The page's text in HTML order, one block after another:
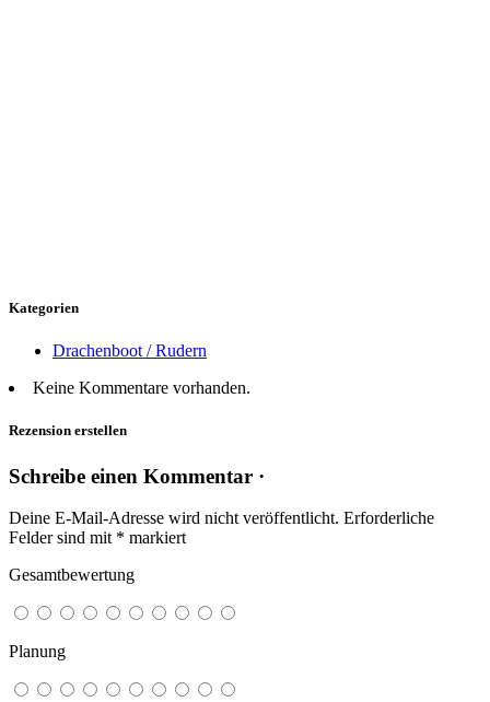
Kategorien
Drachenboot / Rudern
Keine Kommentare vorhanden.
Rezension erstellen
Schreibe einen Kommentar ·
Deine E-Mail-Adresse wird nicht veröffentlicht. Erforderliche
Felder sind mit * markiert
Gesamtbewertung
Planung